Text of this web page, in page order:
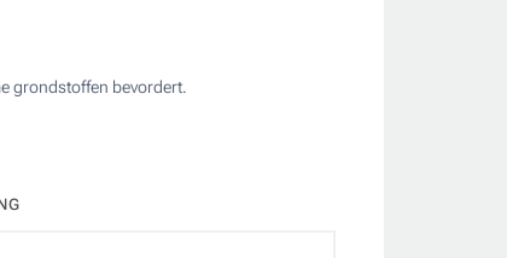
grondstoffen bevordert.